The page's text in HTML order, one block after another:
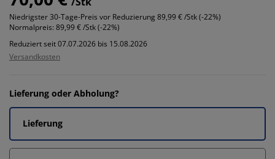
Niedrigster 30-Tage-Preis vor Reduzierung89,99 € /Stk (-22%)
Normalpreis: 89,99 € /Stk (-22%)
Reduziert seit 07.07.2026 bis 15.08.2026
Versandkosten
Lieferung oder Abholung?
Lieferung